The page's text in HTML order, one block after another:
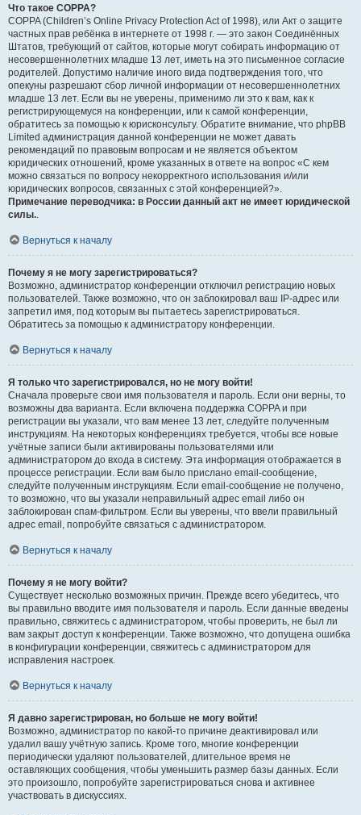
Что такое COPPA?
COPPA (Children’s Online Privacy Protection Act of 1998), или Акт о защите
частных прав ребёнка в интернете от 1998 г. — это закон Соединённых
Штатов, требующий от сайтов, которые могут собирать информацию от
несовершеннолетних младше 13 лет, иметь на это письменное согласие
родителей. Допустимо наличие иного вида подтверждения того, что
опекуны разрешают сбор личной информации от несовершеннолетних
младше 13 лет. Если вы не уверены, применимо ли это к вам, как к
регистрирующемуся на конференции, или к самой конференции,
обратитесь за помощью к юрисконсульту. Обратите внимание, что phpBB
Limited администрация данной конференции не может давать
рекомендаций по правовым вопросам и не является объектом
юридических отношений, кроме указанных в ответе на вопрос «С кем
можно связаться по вопросу некорректного использования и/или
юридических вопросов, связанных с этой конференцией?».
Примечание переводчика: в России данный акт не имеет юридической
силы..
Вернуться к началу
Почему я не могу зарегистрироваться?
Возможно, администратор конференции отключил регистрацию новых
пользователей. Также возможно, что он заблокировал ваш IP-адрес или
запретил имя, под которым вы пытаетесь зарегистрироваться.
Обратитесь за помощью к администратору конференции.
Вернуться к началу
Я только что зарегистрировался, но не могу войти!
Сначала проверьте свои имя пользователя и пароль. Если они верны, то
возможны два варианта. Если включена поддержка COPPA и при
регистрации вы указали, что вам менее 13 лет, следуйте полученным
инструкциям. На некоторых конференциях требуется, чтобы все новые
учётные записи были активированы пользователями или
администратором до входа в систему. Эта информация отображается в
процессе регистрации. Если вам было прислано email-сообщение,
следуйте полученным инструкциям. Если email-сообщение не получено,
то возможно, что вы указали неправильный адрес email либо он
заблокирован спам-фильтром. Если вы уверены, что ввели правильный
адрес email, попробуйте связаться с администратором.
Вернуться к началу
Почему я не могу войти?
Существует несколько возможных причин. Прежде всего убедитесь, что
вы правильно вводите имя пользователя и пароль. Если данные введены
правильно, свяжитесь с администратором, чтобы проверить, не был ли
вам закрыт доступ к конференции. Также возможно, что допущена ошибка
в конфигурации конференции, свяжитесь с администратором для
исправления настроек.
Вернуться к началу
Я давно зарегистрирован, но больше не могу войти!
Возможно, администратор по какой-то причине деактивировал или
удалил вашу учётную запись. Кроме того, многие конференции
периодически удаляют пользователей, длительное время не
оставляющих сообщения, чтобы уменьшить размер базы данных. Если
это произошло, попробуйте зарегистрироваться снова и активнее
участвовать в дискуссиях.